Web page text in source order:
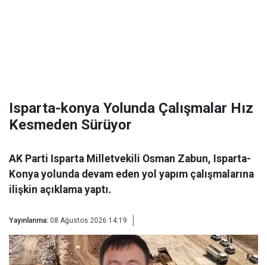
Isparta-konya Yolunda Çalışmalar Hız
Kesmeden Sürüyor
AK Parti Isparta Milletvekili Osman Zabun, Isparta-
Konya yolunda devam eden yol yapım çalışmalarına
ilişkin açıklama yaptı.
Yayınlanma: 08 Ağustos 2026 14:19